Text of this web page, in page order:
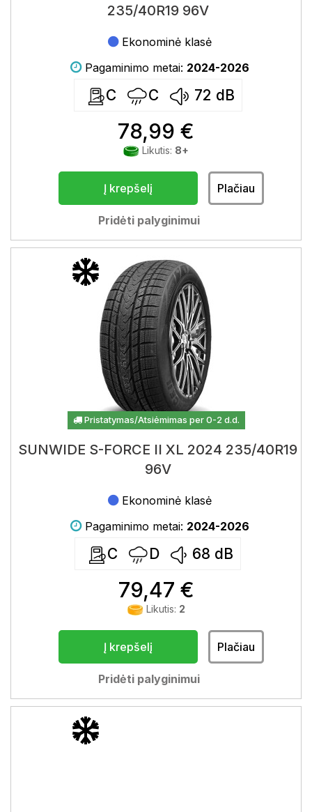
235/40R19 96V
Ekonominė klasė
Pagaminimo metai: 2024-2026
C C 72 dB
78,99 €
Likutis: 8+
Į krepšelį Plačiau
Pridėti palyginimui
Pristatymas/Atsiėmimas per 0-2 d.d.
SUNWIDE S-FORCE II XL 2024 235/40R19
96V
Ekonominė klasė
Pagaminimo metai: 2024-2026
C D 68 dB
79,47 €
Likutis: 2
Į krepšelį Plačiau
Pridėti palyginimui